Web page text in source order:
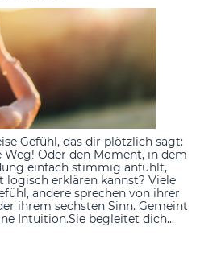
Gefühl, das dir plötzlich sagt:
Oder den Moment, in dem
einfach stimmig anfühlt,
logisch erklären kannst? Viele
andere sprechen von ihrer
ihrem sechsten Sinn. Gemeint
Intuition.Sie begleitet dich...